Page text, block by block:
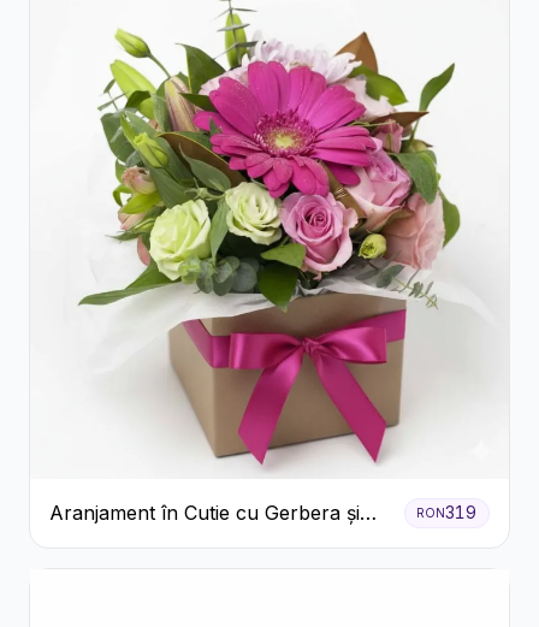
Aranjament în Cutie cu Gerbera și
Trandafiri Roz
RON319